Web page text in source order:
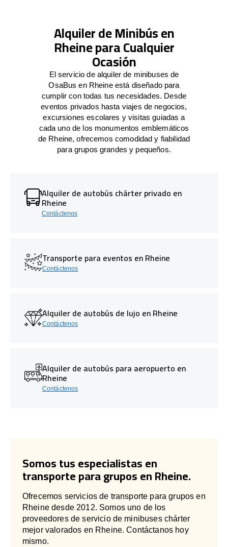
Alquiler de Minibús en
Rheine para Cualquier
Ocasión
El servicio de alquiler de minibuses de
OsaBus en Rheine está diseñado para
cumplir con todas tus necesidades. Desde
eventos privados hasta viajes de negocios,
excursiones escolares y visitas guiadas a
cada uno de los monumentos emblemáticos
de Rheine, ofrecemos comodidad y fiabilidad
para grupos grandes y pequeños.
Alquiler de autobús chárter privado en
Rheine
Contáctenos
Transporte para eventos en Rheine
Contáctenos
Alquiler de autobús de lujo en Rheine
Contáctenos
Alquiler de autobús para aeropuerto en
Rheine
Contáctenos
Somos tus especialistas en
transporte para grupos en Rheine.
Ofrecemos servicios de transporte para grupos en
Rheine desde 2012. Somos uno de los
proveedores de servicio de minibuses chárter
mejor valorados en Rheine. Contáctanos hoy
mismo.